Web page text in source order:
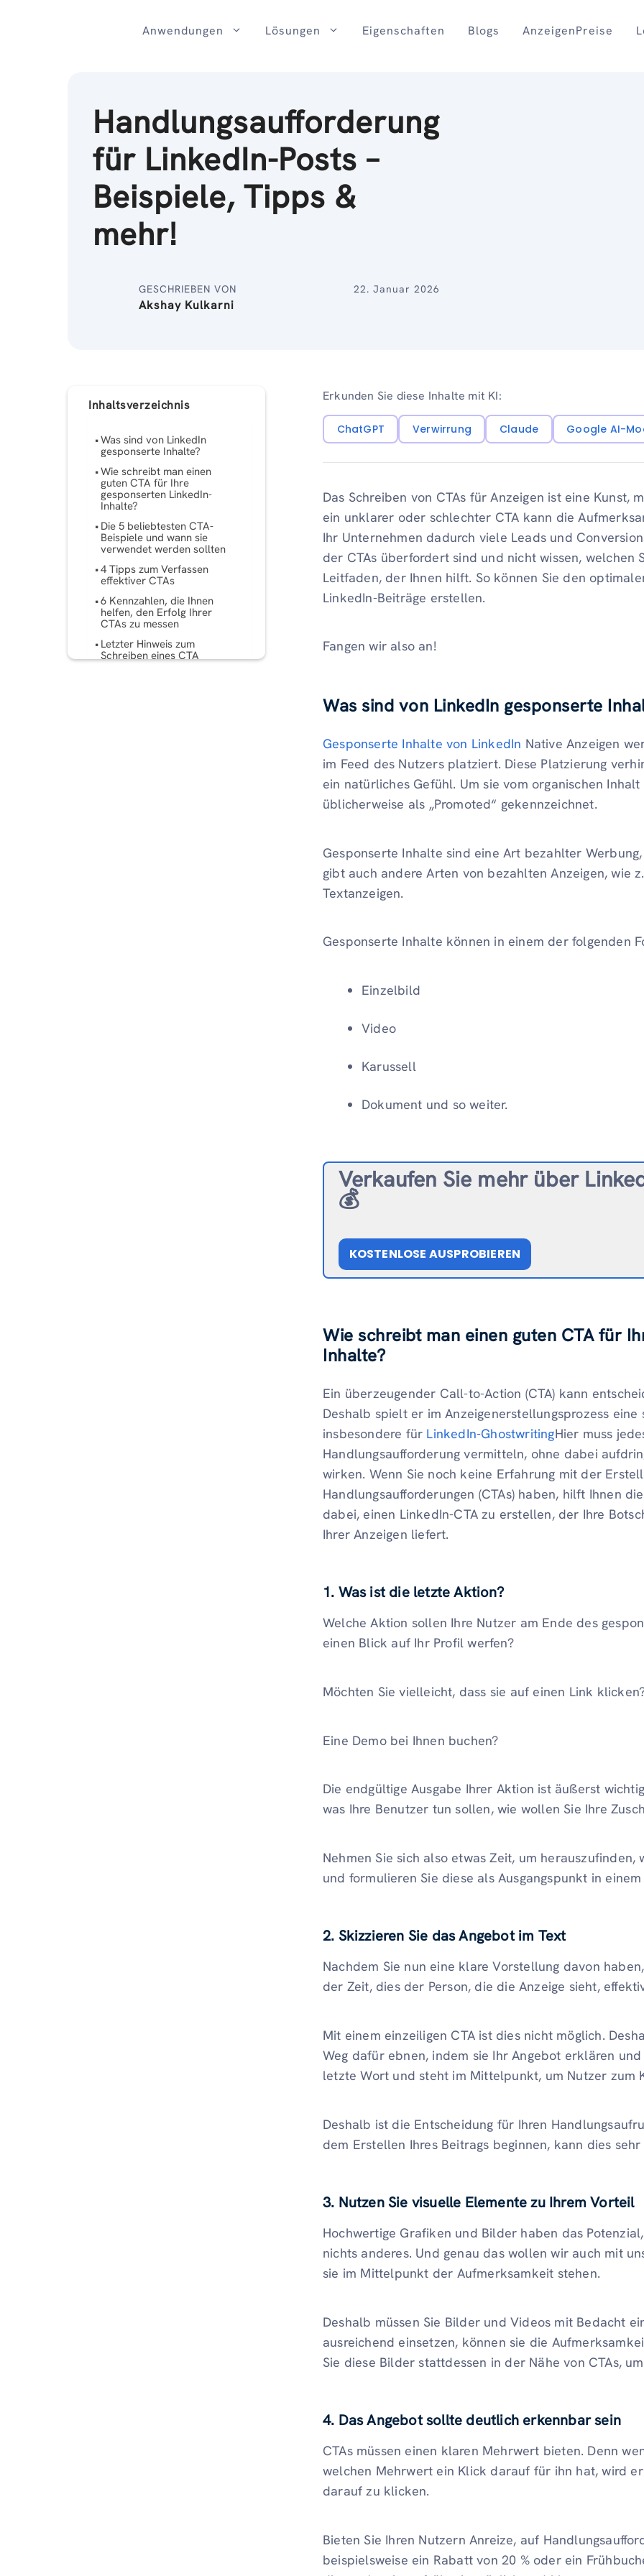
Anwendungen Lösungen Eigenschaften Blogs AnzeigenPreise
Handlungsaufforderung
für LinkedIn-Posts –
Beispiele, Tipps &
mehr!
GESCHRIEBEN VON
Akshay Kulkarni
22. Januar 2026
Inhaltsverzeichnis
Was sind von LinkedIn
gesponserte Inhalte?
Wie schreibt man einen
guten CTA für Ihre
gesponserten LinkedIn-
Inhalte?
Die 5 beliebtesten CTA-
Beispiele und wann sie
verwendet werden sollten
4 Tipps zum Verfassen
effektiver CTAs
6 Kennzahlen, die Ihnen
helfen, den Erfolg Ihrer
CTAs zu messen
Letzter Hinweis zum
Schreiben eines CTA
Erkunden Sie diese Inhalte mit KI:
ChatGPT Verwirrung Claude Google AI-
Das Schreiben von CTAs für Anzeigen ist eine Kunst,
ein unklarer oder schlechter CTA kann die
Ihr Unternehmen dadurch viele Leads und
der CTAs überfordert sind und nicht wissen, welchen
Leitfaden, der Ihnen hilft. So können Sie den
LinkedIn-Beiträge erstellen.
Fangen wir also an!
Was sind von LinkedIn gesponserte
Gesponserte Inhalte von LinkedIn Native Anzeigen
im Feed des Nutzers platziert. Diese Platzierung
ein natürliches Gefühl. Um sie vom organischen
üblicherweise als „Promoted“ gekennzeichnet.
Gesponserte Inhalte sind eine Art bezahlter
gibt auch andere Arten von bezahlten Anzeigen, wie
Textanzeigen.
Gesponserte Inhalte können in einem der folgenden
Einzelbild
Video
Karussell
Dokument und so weiter.
Verkaufen Sie mehr über
💰
KOSTENLOSE AUSPROBIEREN
Wie schreibt man einen guten CTA für
Inhalte?
Ein überzeugender Call-to-Action (CTA) kann
Deshalb spielt er im Anzeigenerstellungsprozess
insbesondere für LinkedIn-GhostwritingHier muss
Handlungsaufforderung vermitteln, ohne dabei
wirken. Wenn Sie noch keine Erfahrung mit der
Handlungsaufforderungen (CTAs) haben, hilft Ihnen
dabei, einen LinkedIn-CTA zu erstellen, der Ihre
Ihrer Anzeigen liefert.
1. Was ist die letzte Aktion?
Welche Aktion sollen Ihre Nutzer am Ende des
einen Blick auf Ihr Profil werfen?
Möchten Sie vielleicht, dass sie auf einen Link
Eine Demo bei Ihnen buchen?
Die endgültige Ausgabe Ihrer Aktion ist äußerst
was Ihre Benutzer tun sollen, wie wollen Sie Ihre
Nehmen Sie sich also etwas Zeit, um
und formulieren Sie diese als Ausgangspunkt in
2. Skizzieren Sie das Angebot im Text
Nachdem Sie nun eine klare Vorstellung davon
der Zeit, dies der Person, die die Anzeige sieht,
Mit einem einzeiligen CTA ist dies nicht möglich.
Weg dafür ebnen, indem sie Ihr Angebot erklären
letzte Wort und steht im Mittelpunkt, um Nutzer zum
Deshalb ist die Entscheidung für Ihren
dem Erstellen Ihres Beitrags beginnen, kann dies
3. Nutzen Sie visuelle Elemente zu Ihrem Vorteil
Hochwertige Grafiken und Bilder haben das
nichts anderes. Und genau das wollen wir auch mit
sie im Mittelpunkt der Aufmerksamkeit stehen.
Deshalb müssen Sie Bilder und Videos mit Bedacht
ausreichend einsetzen, können sie die
Sie diese Bilder stattdessen in der Nähe von CTAs,
4. Das Angebot sollte deutlich erkennbar sein
CTAs müssen einen klaren Mehrwert bieten. Denn
welchen Mehrwert ein Klick darauf für ihn hat, wird
darauf zu klicken.
Bieten Sie Ihren Nutzern Anreize, auf
beispielsweise ein Rabatt von 20 % oder ein